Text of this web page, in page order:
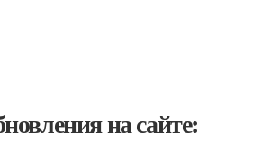
на сайте: